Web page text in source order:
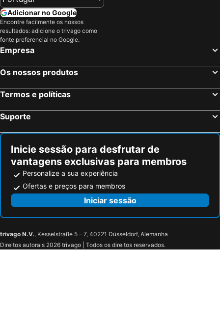
Adicionar no Google
Encontre facilmente os nossos
resultados: adicione o trivago como
fonte preferencial no Google.
Empresa
Os nossos produtos
Termos e políticas
Suporte
Inicie sessão para desfrutar de
vantagens exclusivas para membros
Personalize a sua experiência
Ofertas e preços para membros
Iniciar sessão
trivago N.V., Kesselstraße 5 – 7, 40221 Düsseldorf, Alemanha
Direitos autorais 2026 trivago | Todos os direitos reservados.